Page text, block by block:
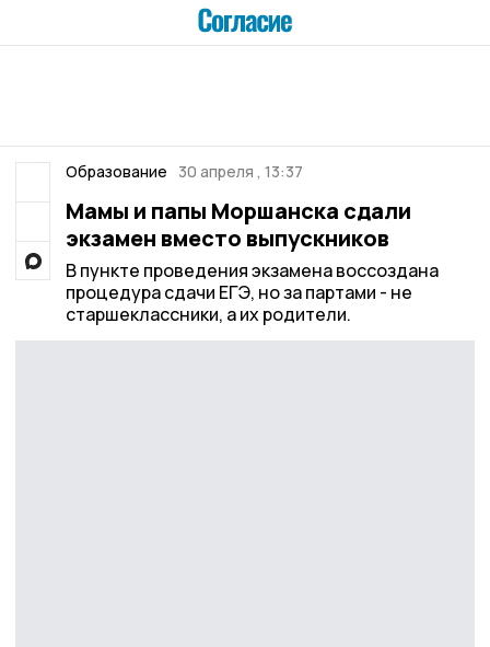
Образование 30 апреля , 13:37
Мамы и папы Моршанска сдали
экзамен вместо выпускников
В пункте проведения экзамена воссоздана
процедура сдачи ЕГЭ, но за партами - не
старшеклассники, а их родители.